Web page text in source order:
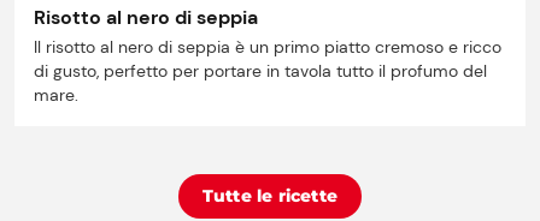
Risotto al nero di seppia
Il risotto al nero di seppia è un primo piatto cremoso e ricco
di gusto, perfetto per portare in tavola tutto il profumo del
mare.
Tutte le ricette